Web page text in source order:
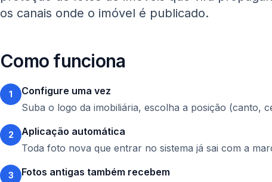
os canais onde o imóvel é publicado.
Como funciona
1
Configure uma vez
Suba o logo da imobiliária, escolha a posição (canto,
2
Aplicação automática
Toda foto nova que entrar no sistema já sai com a
3
Fotos antigas também recebem